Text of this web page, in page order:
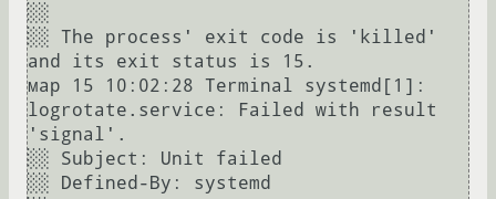
░░
░░ The process' exit code is 'killed'
and its exit status is 15.
мар 15 10:02:28 Terminal systemd[1]:
logrotate.service: Failed with result
'signal'.
░░ Subject: Unit failed
░░ Defined-By: systemd